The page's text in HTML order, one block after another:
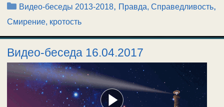
Рубрики
Видео-беседы 2013-2018, Правда, Справедливость,
Смирение, кротость
Видео-беседа 16.04.2017